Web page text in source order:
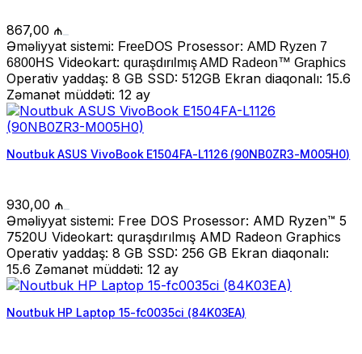
867,00 ₼
Əməliyyat sistemi: FreeDOS Prosessor: AMD Ryzen 7
6800HS Videokart: quraşdırılmış AMD Radeon™ Graphics
Operativ yaddaş: 8 GB SSD: 512GB Ekran diaqonalı: 15.6
Zəmanət müddəti: 12 ay
Noutbuk ASUS VivoBook E1504FA-L1126 (90NB0ZR3-M005H0)
930,00 ₼
Əməliyyat sistemi: Free DOS Prosessor: AMD Ryzen™ 5
7520U Videokart: quraşdırılmış AMD Radeon Graphics
Operativ yaddaş: 8 GB SSD: 256 GB Ekran diaqonalı:
15.6 Zəmanət müddəti: 12 ay
Noutbuk HP Laptop 15-fc0035ci (84K03EA)